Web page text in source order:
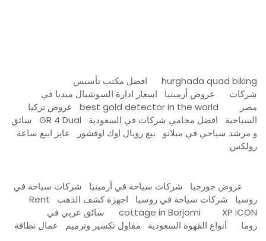
hurghada quad biking
افضل مكتب تأسيس
شركات
عروض أرمينيا
اسعار ادارة السوشيال ميديا في
مصر
best gold detector in the world
عروض تركيا
السياحية
افضل محامي شركات في السعودية GR 4 Dual
سائق
و مرشد سياحي في ميلانو
بيع رويال اوك اوفشور
عايز ابيع ساعة
رولكس
عروض جورجيا شركات سياحة في أرمينيا
شركات سياحة في
روسيا
شركات سياحة في روسيا اجهزة كشف الذهب
Rent
cottage in Borjomi
XP ICON
سائق عربي في
روما
أنواع القهوة السعودية مقاول تكسير وترميم عمال نظافة